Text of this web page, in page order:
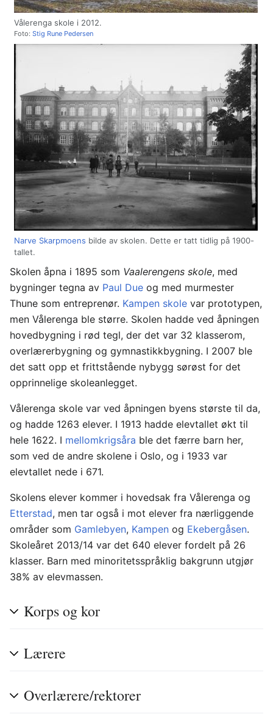
Vålerenga skole i 2012.
Foto: Stig Rune Pedersen
Narve Skarpmoens bilde av skolen. Dette er tatt tidlig på 1900-
tallet.
Skolen åpna i 1895 som Vaalerengens skole, med
bygninger tegna av Paul Due og med murmester
Thune som entreprenør. Kampen skole var prototypen,
men Vålerenga ble større. Skolen hadde ved åpningen
hovedbygning i rød tegl, der det var 32 klasserom,
overlærerbygning og gymnastikkbygning. I 2007 ble
det satt opp et frittstående nybygg sørøst for det
opprinnelige skoleanlegget.
Vålerenga skole var ved åpningen byens største til da,
og hadde 1263 elever. I 1913 hadde elevtallet økt til
hele 1622. I mellomkrigsåra ble det færre barn her,
som ved de andre skolene i Oslo, og i 1933 var
elevtallet nede i 671.
Skolens elever kommer i hovedsak fra Vålerenga og
Etterstad, men tar også i mot elever fra nærliggende
områder som Gamlebyen, Kampen og Ekebergåsen.
Skoleåret 2013/14 var det 640 elever fordelt på 26
klasser. Barn med minoritetsspråklig bakgrunn utgjør
38% av elevmassen.
Korps og kor
Lærere
Overlærere/rektorer